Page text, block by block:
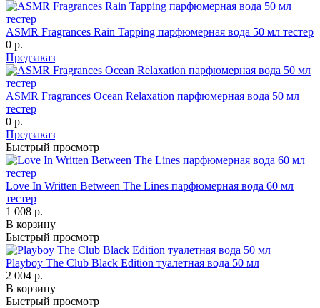
ASMR Fragrances Rain Tapping парфюмерная вода 50 мл тестер
0 р.
Предзаказ
ASMR Fragrances Ocean Relaxation парфюмерная вода 50 мл
тестер
0 р.
Предзаказ
Быстрый просмотр
Love In Written Between The Lines парфюмерная вода 60 мл
тестер
1 008 р.
В корзину
Быстрый просмотр
Playboy The Club Black Edition туалетная вода 50 мл
2 004 р.
В корзину
Быстрый просмотр